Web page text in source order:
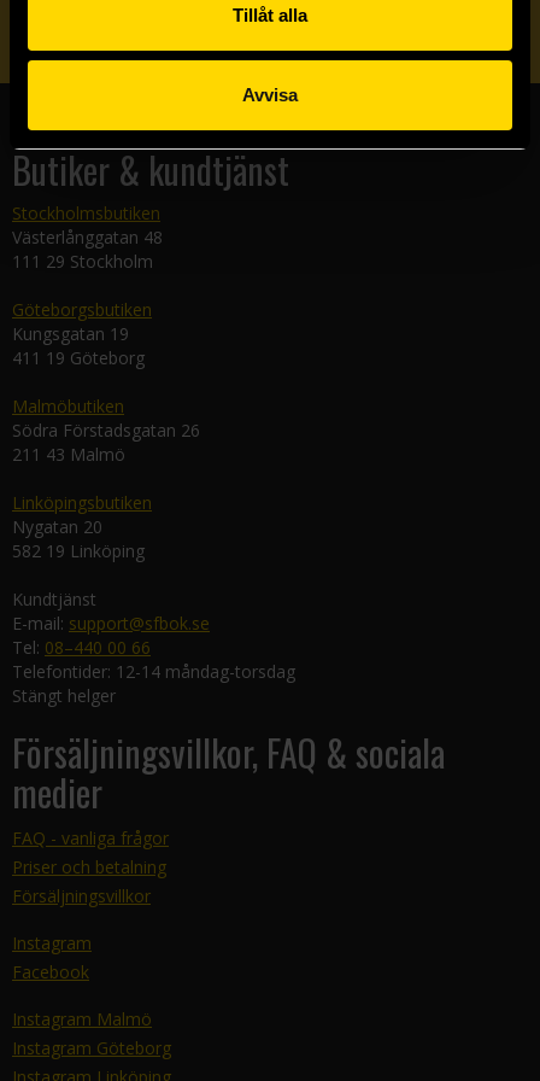
Tillåt alla
Avvisa
Butiker & kundtjänst
Stockholmsbutiken
Västerlånggatan 48
111 29 Stockholm
Göteborgsbutiken
Kungsgatan 19
411 19 Göteborg
Malmöbutiken
Södra Förstadsgatan 26
211 43 Malmö
Linköpingsbutiken
Nygatan 20
582 19 Linköping
Kundtjänst
E-mail: support@sfbok.se
Tel: 08–440 00 66
Telefontider: 12-14 måndag-torsdag
Stängt helger
Försäljningsvillkor, FAQ & sociala
medier
FAQ - vanliga frågor
Priser och betalning
Försäljningsvillkor
Instagram
Facebook
Instagram Malmö
Instagram Göteborg